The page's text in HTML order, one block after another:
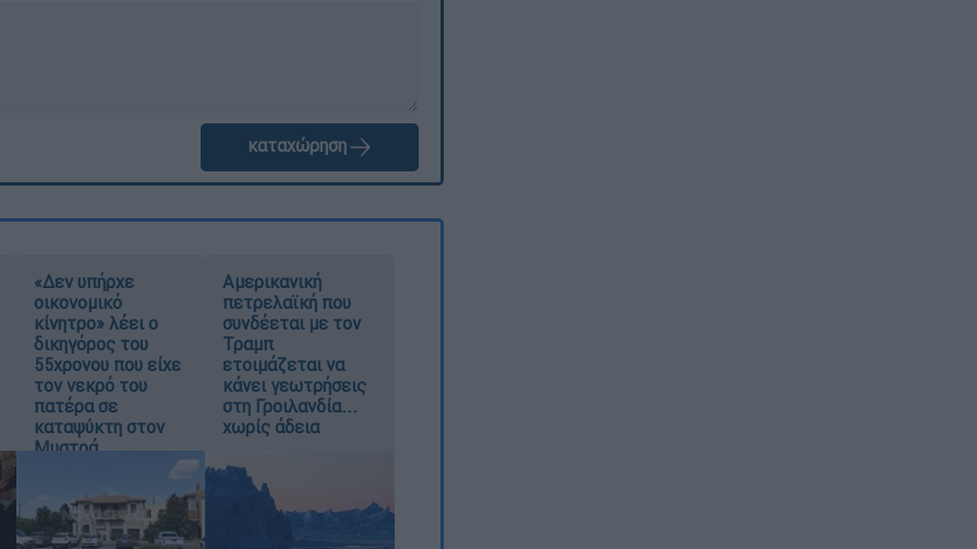
καταχώρηση
«Δεν υπήρχε
οικονομικό
κίνητρο» λέει ο
δικηγόρος του
55χρονου που είχε
τον νεκρό του
πατέρα σε
καταψύκτη στον
Μυστρά
Αμερικανική
πετρελαϊκή που
συνδέεται με τον
Τραμπ
ετοιμάζεται να
κάνει γεωτρήσεις
στη Γροιλανδία...
χωρίς άδεια